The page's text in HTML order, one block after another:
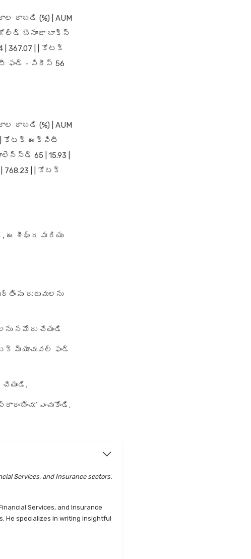
రాబడి (%) | AUM
| | గోల్డ్ బొనాంజా బాక్స్
| 367.07 | | కోటక్
ఫండ్ - సిరీస్ 56
రాబడి (%) | AUM
| | కోటక్ ఈక్విటీ
65 | 15.93 |
768.23 | | కోటక్
ఈ శీఘ్ర మరియు
రుజువులను
నమోదు చేయండి
మ్యూచువల్ ఫండ్
చేయండి.
ఎంచుకోండి.
Services, and Insurance sectors.
Services, and Insurance
He specializes in writing insightful